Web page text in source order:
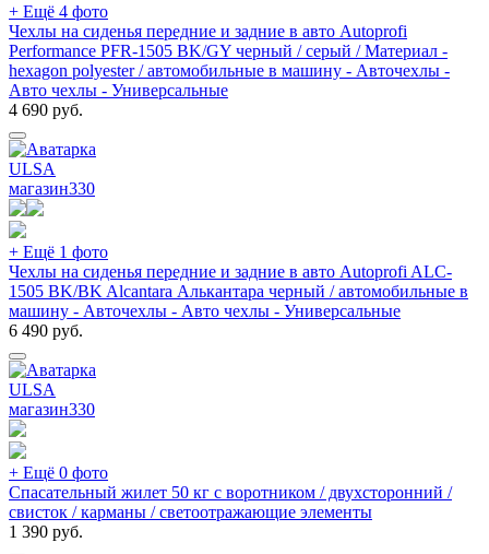
+ Ещё 4 фото
Чехлы на сиденья передние и задние в авто Autoprofi
Performance PFR-1505 BK/GY черный / серый / Материал -
hexagon polyester / автомобильные в машину - Авточехлы -
Авто чехлы - Универсальные
4 690 руб.
ULSA
магазин330
+ Ещё 1 фото
Чехлы на сиденья передние и задние в авто Autoprofi ALC-
1505 BK/BK Alcantara Алькантара черный / автомобильные в
машину - Авточехлы - Авто чехлы - Универсальные
6 490 руб.
ULSA
магазин330
+ Ещё 0 фото
Спасательный жилет 50 кг с воротником / двухсторонний /
свисток / карманы / светоотражающие элементы
1 390 руб.